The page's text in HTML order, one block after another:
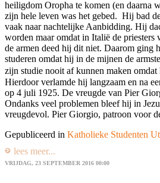
heiligdom Oropha te komen (en daarna
zijn hele leven was het gebed. Hij bad
vaak naar nachtelijke Aanbidding. Hij
worden maar omdat in Italië de priesters
de armen deed hij dit niet. Daarom ging
studeren omdat hij in de mijnen de
zijn studie nooit af kunnen maken
Hierdoor verlamde hij langzaam en na
op 4 juli 1925. De vreugde van Pier
Ondanks veel problemen bleef hij in
vreugdevol. Pier Giorgio, patroon voor
Gepubliceerd in Katholieke Studenten
lees meer...
VRIJDAG, 23 SEPTEMBER 2016 00:00